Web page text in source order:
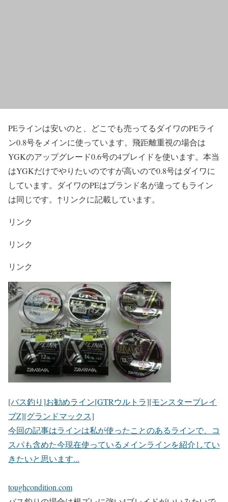
PEラインは安いのと、どこでも売ってるダイワのPEライ
ン0.8号をメインに使っています。飛距離重視の場合は
YGKのアップグレード0.6号の4ブレイドを使います。本当
はYGKだけでやりたいのですが高いので0.8号はダイワに
しています。ダイワのPEはブランド名が違ってもライン
は同じです。↑リンクに記載しています。
リンク
リンク
リンク
[バス釣り]お勧めライン[GTRウルトラ][モンスターブレイ
ブZ][グランドマックス]
今回の記事はラインは私が使ったことのあるラインで、コ
スパも含めた今現在使っているメインラインを紹介してい
きたいと思います...
toughcondition.com